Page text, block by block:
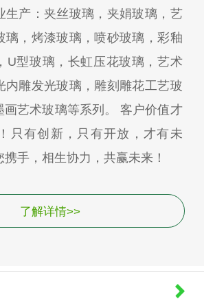
生产：夹丝玻璃，夹娟玻璃，艺
璃，烤漆玻璃，喷砂玻璃，彩釉
U型玻璃，长虹压花玻璃，艺术
内雕发光玻璃，雕刻雕花工艺玻
画艺术玻璃等系列。 客户价值才
只有创新，只有开放，才有未
手，相生协力，共赢未来！
了解详情>>